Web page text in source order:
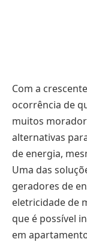
Com a
ocorrência de
muitos
alternativas
de energia,
Uma das
geradores de
eletricidade de
que é possível
em